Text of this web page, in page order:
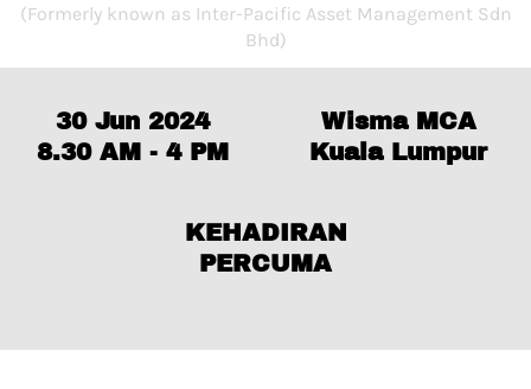
(Formerly known as Inter-Pacific Asset Management Sdn
Bhd)
30 Jun 2024
8.30 AM - 4 PM
Wisma MCA
Kuala Lumpur
KEHADIRAN
PERCUMA